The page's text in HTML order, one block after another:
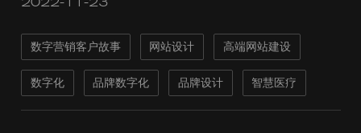
数字营销客户故事 网站设计 高端网站建设
数字化 品牌数字化 品牌设计 智慧医疗